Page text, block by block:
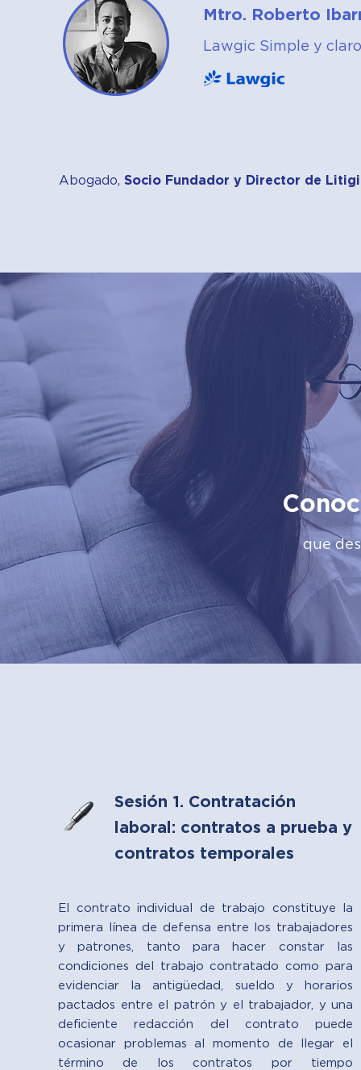
Mtro. Roberto
Lawgic Simple y claro
Abogado, Socio Fundador y Director de
que
Sesión 1. Contratación
laboral: contratos a prueba y
contratos temporales
El contrato individual de trabajo constituye la
primera línea de defensa entre los trabajadores
y patrones, tanto para hacer constar las
condiciones del trabajo contratado como para
evidenciar la antigüedad, sueldo y horarios
pactados entre el patrón y el trabajador, y una
deficiente redacción del contrato puede
ocasionar problemas al momento de llegar el
término de los contratos por tiempo